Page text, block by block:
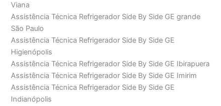
Viana
Assistência Técnica Refrigerador Side By Side GE grande
São Paulo
Assistência Técnica Refrigerador Side By Side GE
Higienópolis
Assistência Técnica Refrigerador Side By Side GE Ibirapuera
Assistência Técnica Refrigerador Side By Side GE Imirim
Assistência Técnica Refrigerador Side By Side GE
Indianópolis